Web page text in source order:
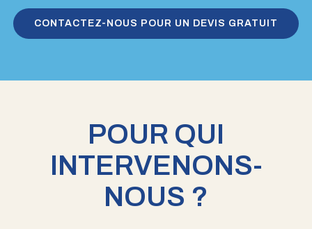
CONTACTEZ-NOUS POUR UN DEVIS GRATUIT
POUR QUI
INTERVENONS-
NOUS ?